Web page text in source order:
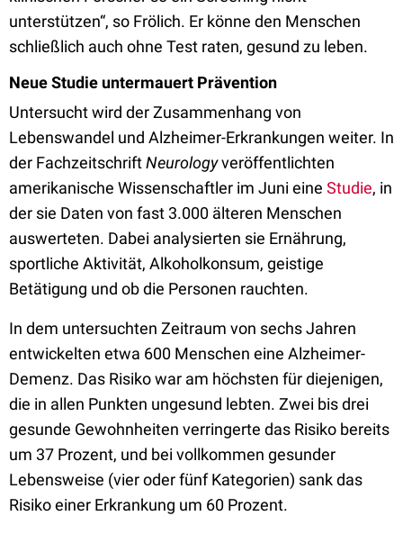
unterstützen“, so Frölich. Er könne den Menschen
schließlich auch ohne Test raten, gesund zu leben.
Neue Studie untermauert Prävention
Untersucht wird der Zusammenhang von
Lebenswandel und Alzheimer-Erkrankungen weiter. In
der FachzeitschriftNeurologyveröffentlichten
amerikanische Wissenschaftler im Juni eine Studie, in
der sie Daten von fast 3.000 älteren Menschen
auswerteten. Dabei analysierten sie Ernährung,
sportliche Aktivität, Alkoholkonsum, geistige
Betätigung und ob die Personen rauchten.
In dem untersuchten Zeitraum von sechs Jahren
entwickelten etwa 600 Menschen eine Alzheimer-
Demenz. Das Risiko war am höchsten für diejenigen,
die in allen Punkten ungesund lebten. Zwei bis drei
gesunde Gewohnheiten verringerte das Risiko bereits
um 37 Prozent, und bei vollkommen gesunder
Lebensweise (vier oder fünf Kategorien) sank das
Risiko einer Erkrankung um 60 Prozent.